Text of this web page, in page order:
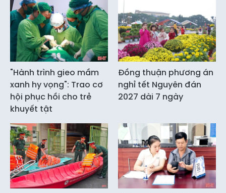
"Hành trình gieo mầm
xanh hy vọng": Trao cơ
hội phục hồi cho trẻ
khuyết tật
Đồng thuận phương án
nghỉ tết Nguyên đán
2027 dài 7 ngày